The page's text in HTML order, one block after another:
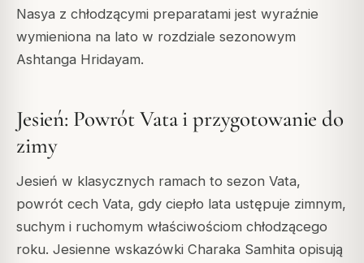
Nasya z chłodzącymi preparatami jest wyraźnie
wymieniona na lato w rozdziale sezonowym
Ashtanga Hridayam.
Jesień: Powrót Vata i przygotowanie do
zimy
Jesień w klasycznych ramach to sezon Vata,
powrót cech Vata, gdy ciepło lata ustępuje zimnym,
suchym i ruchomym właściwościom chłodzącego
roku. Jesienne wskazówki Charaka Samhita opisują